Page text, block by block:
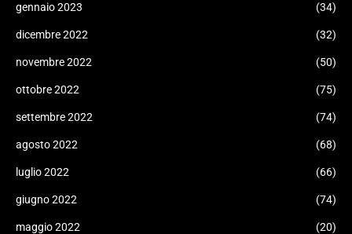
gennaio 2023 (34)
dicembre 2022 (32)
novembre 2022 (50)
ottobre 2022 (75)
settembre 2022 (74)
agosto 2022 (68)
luglio 2022 (66)
giugno 2022 (74)
maggio 2022 (20)